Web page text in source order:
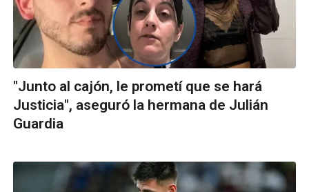
"Junto al cajón, le prometí que se hará
Justicia", aseguró la hermana de Julián
Guardia